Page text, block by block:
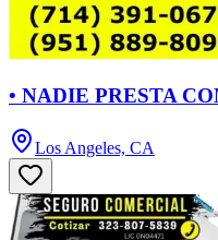
• NADIE PRESTA
Los Angeles, CA